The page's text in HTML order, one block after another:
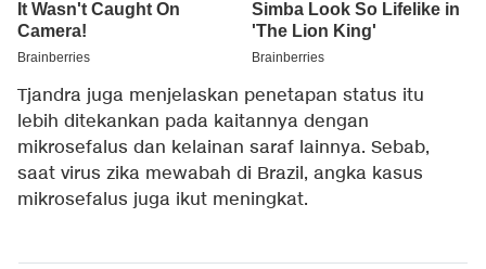
Tjandra juga menjelaskan penetapan status itu
lebih ditekankan pada kaitannya dengan
mikrosefalus dan kelainan saraf lainnya. Sebab,
saat virus zika mewabah di Brazil, angka kasus
mikrosefalus juga ikut meningkat.